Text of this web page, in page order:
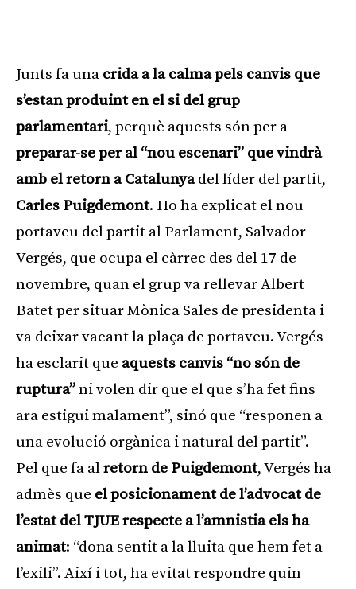
Junts fa una crida a la calma pels canvis que
s’estan produint en el si del grup
parlamentari, perquè aquests són per a
preparar-se per al “nou escenari” que vindrà
amb el retorn a Catalunyadel líder del partit,
Carles Puigdemont. Ho ha explicat el nou
portaveu del partit al Parlament, Salvador
Vergés, que ocupa el càrrec des del 17 de
novembre, quan el grup va rellevar Albert
Batet per situar Mònica Sales de presidenta i
va deixar vacant la plaça de portaveu. Vergés
ha esclarit que aquests canvis “no són de
ruptura”ni volen dir que el que s’ha fet fins
ara estigui malament”, sinó que “responen a
una evolució orgànica i natural del partit”.
Pel que fa alretorn de Puigdemont, Vergés ha
admès que el posicionament de l’advocat de
l’estat del TJUE respecte a l’amnistia els ha
animat: “dona sentit a la lluita que hem fet a
l’exili”. Així i tot, ha evitat respondre quin